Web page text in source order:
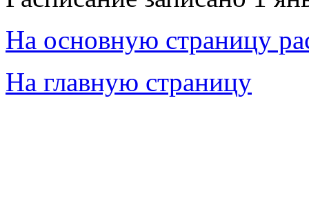
На основную страницу
На главную страницу